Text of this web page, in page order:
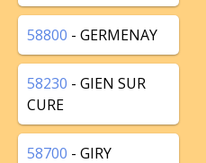
58800 - GERMENAY
58230 - GIEN SUR
CURE
58700 - GIRY